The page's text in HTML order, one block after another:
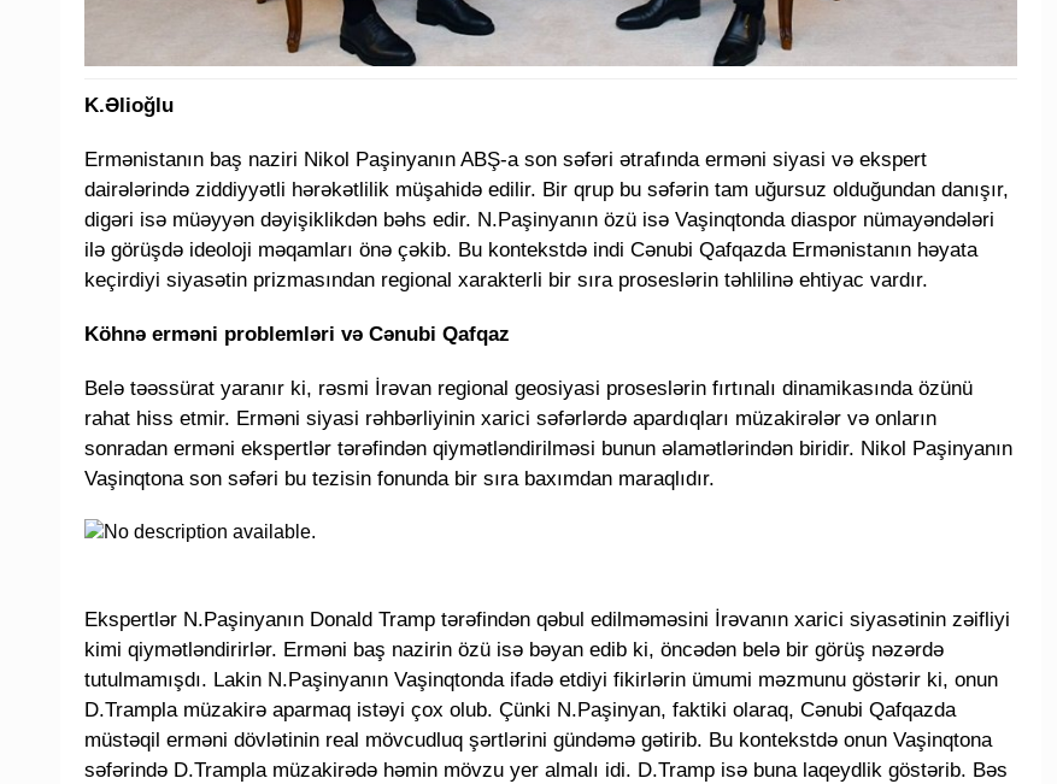
K.Əlioğlu
Ermənistanın baş naziri Nikol Paşinyanın ABŞ-a son səfəri ətrafında erməni siyasi və ekspert
dairələrində ziddiyyətli hərəkətlilik müşahidə edilir. Bir qrup bu səfərin tam uğursuz olduğundan danışır,
digəri isə müəyyən dəyişiklikdən bəhs edir. N.Paşinyanın özü isə Vaşinqtonda diaspor nümayəndələri
ilə görüşdə ideoloji məqamları önə çəkib. Bu kontekstdə indi Cənubi Qafqazda Ermənistanın həyata
keçirdiyi siyasətin prizmasından regional xarakterli bir sıra proseslərin təhlilinə ehtiyac vardır.
Köhnə erməni problemləri və Cənubi Qafqaz
Belə təəssürat yaranır ki, rəsmi İrəvan regional geosiyasi proseslərin fırtınalı dinamikasında özünü
rahat hiss etmir. Erməni siyasi rəhbərliyinin xarici səfərlərdə apardıqları müzakirələr və onların
sonradan erməni ekspertlər tərəfindən qiymətləndirilməsi bunun əlamətlərindən biridir. Nikol Paşinyanın
Vaşinqtona son səfəri bu tezisin fonunda bir sıra baxımdan maraqlıdır.
Ekspertlər N.Paşinyanın Donald Tramp tərəfindən qəbul edilməməsini İrəvanın xarici siyasətinin zəifliyi
kimi qiymətləndirirlər. Erməni baş nazirin özü isə bəyan edib ki, öncədən belə bir görüş nəzərdə
tutulmamışdı. Lakin N.Paşinyanın Vaşinqtonda ifadə etdiyi fikirlərin ümumi məzmunu göstərir ki, onun
D.Trampla müzakirə aparmaq istəyi çox olub. Çünki N.Paşinyan, faktiki olaraq, Cənubi Qafqazda
müstəqil erməni dövlətinin real mövcudluq şərtlərini gündəmə gətirib. Bu kontekstdə onun Vaşinqtona
səfərində D.Trampla müzakirədə həmin mövzu yer almalı idi. D.Tramp isə buna laqeydlik göstərib. Bəs